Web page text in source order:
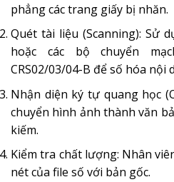
phẳng các trang giấy bị nhăn.
Quét tài liệu (Scanning): Sử
hoặc các bộ chuyển
CRS02/03/04-B để số hóa nội
Nhận diện ký tự quang học
chuyển hình ảnh thành văn
kiếm.
Kiểm tra chất lượng: Nhân
nét của file số với bản gốc.